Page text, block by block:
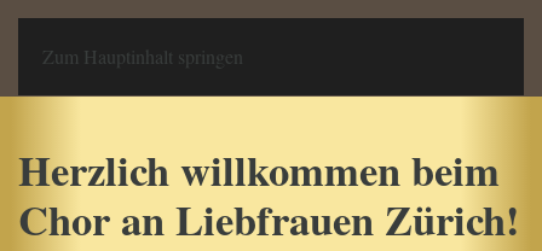
Zum Hauptinhalt springen
Chor an Liebfrauen
Herzlich willkommen beim
Chor an Liebfrauen Zürich!